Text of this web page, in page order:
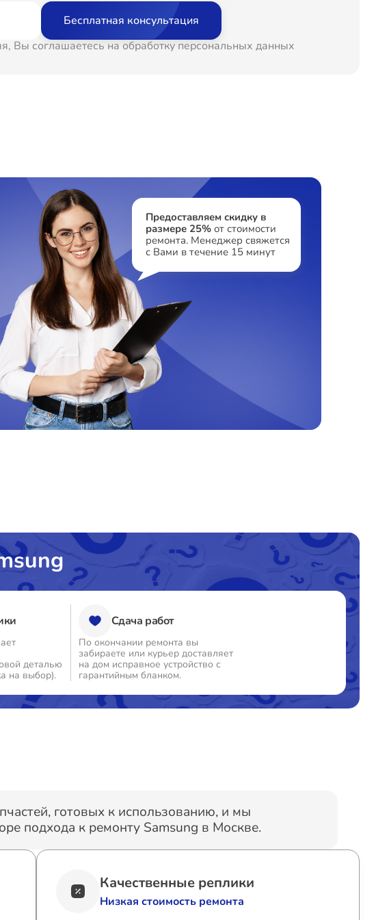
Бесплатная консультация
Вы соглашаетесь на обработку персональных данных
Предоставляем скидку в
размере 25% от стоимости
ремонта. Менеджер свяжется
с Вами в течение 15 минут
деталью
на выбор).
Сдача работ
По окончании ремонта вы
забираете или курьер доставляет
на дом исправное устройство с
гарантийным бланком.
готовых к использованию, и мы
подхода к ремонту Samsung в Москве.
Качественные реплики
Низкая стоимость ремонта